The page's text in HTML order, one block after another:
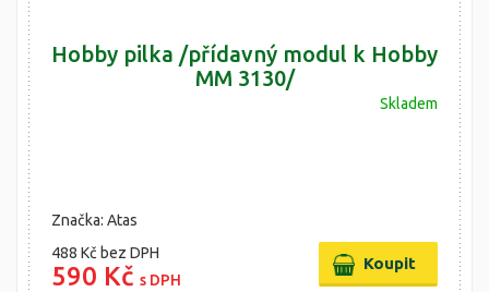
Hobby pilka /přídavný modul k Hobby
MM 3130/
Skladem
Značka: Atas
488 Kč bez DPH
590 Kč s DPH